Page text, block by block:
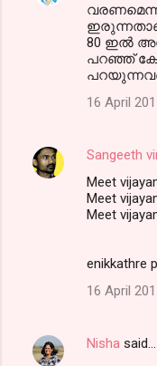
80 ഇൽ
പറഞ്ഞ്‌
പറയുന്നവർ
16 April
Sangeeth
Meet
Meet
Meet
enikkathre
16 April
Nisha said…